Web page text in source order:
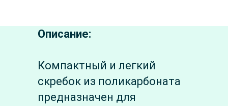
Описание:
Компактный и легкий
скребок из поликарбоната
предназначен для